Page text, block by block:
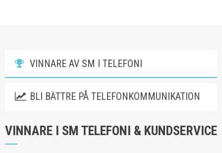
VINNARE AV SM I TELEFONI
BLI BÄTTRE PÅ TELEFONKOMMUNIKATION
VINNARE I SM TELEFONI & KUNDSERVICE